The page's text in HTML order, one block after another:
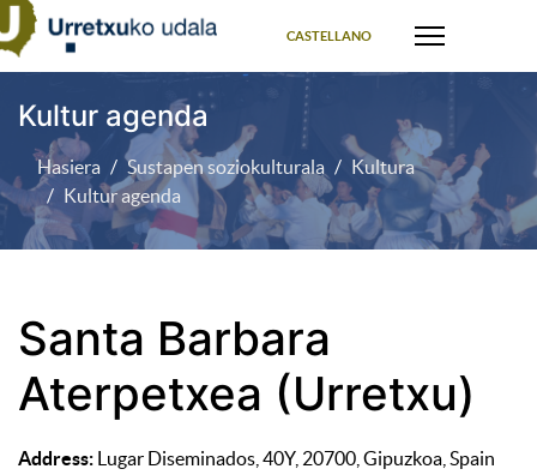
CASTELLANO
Kultur agenda
Hasiera Sustapen soziokulturala
Kultura
Kultur agenda
Santa Barbara
Aterpetxea (Urretxu)
Address: Lugar Diseminados, 40Y, 20700, Gipuzkoa, Spain